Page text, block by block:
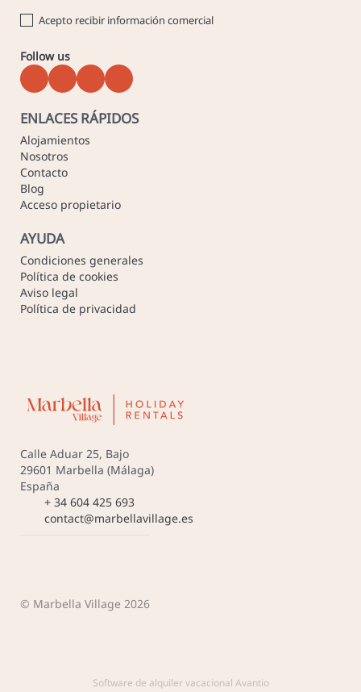
Acepto recibir información comercial
Follow us
ENLACES RÁPIDOS
Alojamientos
Nosotros
Contacto
Blog
Acceso propietario
AYUDA
Condiciones generales
Política de cookies
Aviso legal
Política de privacidad
Calle Aduar 25, Bajo
29601 Marbella (Málaga)
España
+ 34 604 425 693
contact@marbellavillage.es
© Marbella Village 2026
Software de alquiler vacacional Avantio